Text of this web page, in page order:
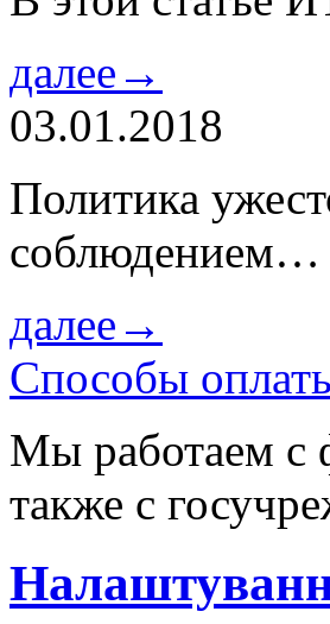
далее→
03.01.2018
Политика
соблюдением…
далее→
Способы
Мы работаем с
также с